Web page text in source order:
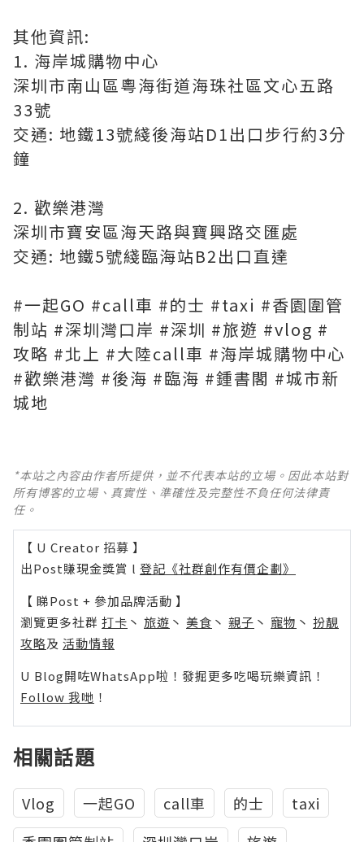
其他資訊:
1. 海岸城購物中心
深圳市南山區粵海街道海珠社區文心五路
33號
交通: 地鐵13號綫後海站D1出口步行約3分
鐘
2. 歡樂港灣
深圳市寶安區海天路與寶興路交匯處
交通: 地鐵5號綫臨海站B2出口直達
#一起GO #call車 #的士 #taxi #香園圍管
制站 #深圳灣口岸 #深圳 #旅遊 #vlog #
攻略 #北上 #大陸call車 #海岸城購物中心
#歡樂港灣 #後海 #臨海 #鍾書閣 #城市新
城地
*本站之內容由作者所提供，並不代表本站的立場。因此本站對
所有博客的立場、真實性、準確性及完整性不負任何法律責
任。
【 U Creator 招募 】
出Post賺現金獎賞 l 登記《社群創作有價企劃》
【 睇Post + 參加品牌活動 】
瀏覽更多社群 打卡 丶 旅遊 丶 美食 丶 親子 丶 寵物 丶 扮靚
攻略及 活動情報
U Blog開咗WhatsApp啦！發掘更多吃喝玩樂資訊！
Follow 我哋 ！
相關話題
Vlog 一起GO call車 的士
taxi